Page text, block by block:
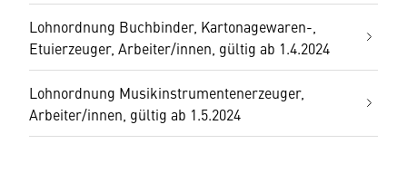
Lohnordnung Buchbinder, Kartonagewaren-,
Etuierzeuger, Arbeiter/innen, gültig ab 1.4.2024
Lohnordnung Musikinstrumentenerzeuger,
Arbeiter/innen, gültig ab 1.5.2024